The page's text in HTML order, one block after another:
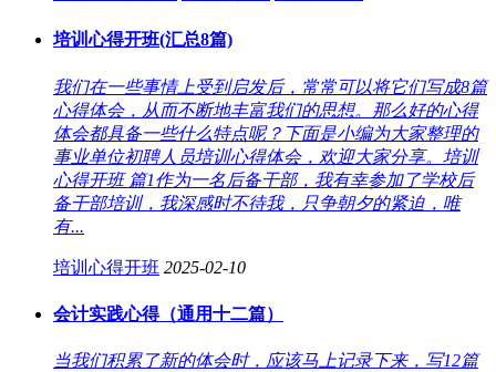
培训心得开班(汇总8篇)
我们在一些事情上受到启发后，常常可以将它们写成8篇
心得体会，从而不断地丰富我们的思想。那么好的心得
体会都具备一些什么特点呢？下面是小编为大家整理的
事业单位初聘人员培训心得体会，欢迎大家分享。培训
心得开班 篇1作为一名后备干部，我有幸参加了学校后
备干部培训，我深感时不待我，只争朝夕的紧迫，唯
有...
培训心得开班 2025-02-10
会计实践心得（通用十二篇）
当我们积累了新的体会时，应该马上记录下来，写12篇